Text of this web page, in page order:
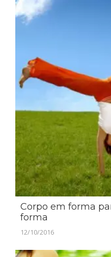
Corpo em forma
forma
12/10/2016